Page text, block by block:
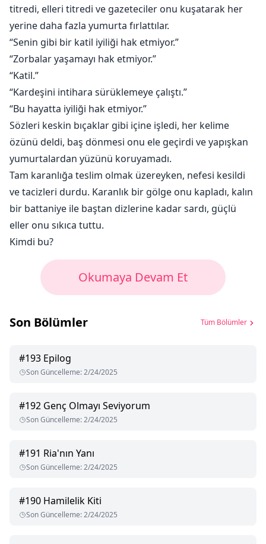
titredi, elleri titredi ve gazeteciler onu kuşatarak her
yerine daha fazla yumurta fırlattılar.
“Senin gibi bir katil iyiliği hak etmiyor.”
“Zorbalar yaşamayı hak etmiyor.”
“Katil.”
“Kardeşini intihara sürüklemeye çalıştı.”
“Bu hayatta iyiliği hak etmiyor.”
Sözleri keskin bıçaklar gibi içine işledi, her kelime
özünü deldi, baş dönmesi onu ele geçirdi ve yapışkan
yumurtalardan yüzünü koruyamadı.
Tam karanlığa teslim olmak üzereyken, nefesi kesildi
ve tacizleri durdu. Karanlık bir gölge onu kapladı, kalın
bir battaniye ile baştan dizlerine kadar sardı, güçlü
eller onu sıkıca tuttu.
Kimdi bu?
Okumaya Devam Et
Son Bölümler Tüm Bölümler
#193 Epilog
Son Güncelleme:2/24/2025
#192 Genç Olmayı Seviyorum
Son Güncelleme:2/24/2025
#191 Ria'nın Yanı
Son Güncelleme:2/24/2025
#190 Hamilelik Kiti
Son Güncelleme:2/24/2025